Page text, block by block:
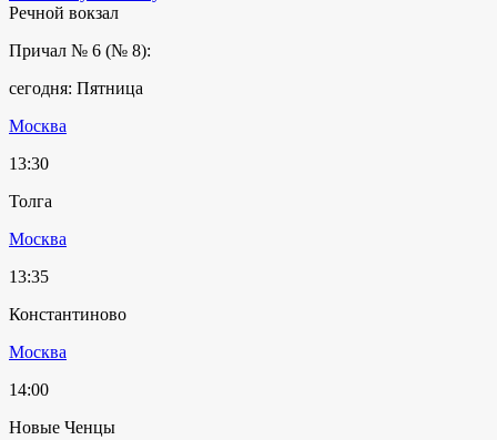
Речной вокзал
Причал № 6 (№ 8):
сегодня: Пятница
Москва
13:30
Толга
Москва
13:35
Константиново
Москва
14:00
Новые Ченцы